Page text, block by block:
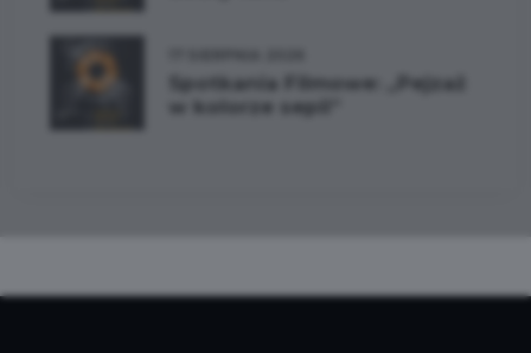
Spotkania Filmowe: „Pejzaż
w kolorze sepii”